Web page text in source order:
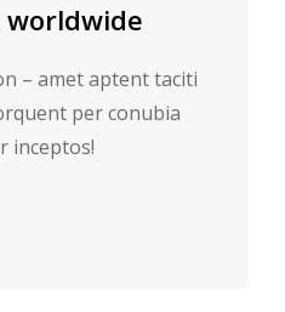
worldwide
– amet aptent taciti
per conubia
inceptos!